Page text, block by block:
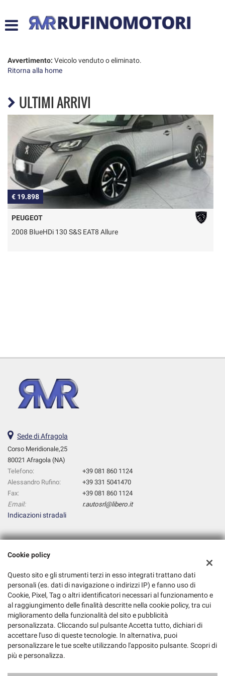
ACQUISTIAMO USATO
ASSISTENZA
CONTATTI
Avvertimento: Veicolo venduto o eliminato.
Ritorna alla home
ULTIMI ARRIVI
€ 19.898
PEUGEOT
2008 BlueHDi 130 S&S EAT8 Allure
Sede di Afragola
Corso Meridionale,25
80021 Afragola (NA)
Telefono:
+39 081 860 1124
Alessandro Rufino:
+39 331 5041470
Fax:
+39 081 860 1124
Email:
r.autosrl@libero.it
Indicazioni stradali
Dati fiscali:
Corso Meridionale,25, Afragola (NA)
C.F/P.IVA:07816451210
Registro delle imprese:NA
Cookie policy
Questo sito e gli strumenti terzi in esso integrati trattano dati
personali (es. dati di navigazione o indirizzi IP) e fanno uso di
Cookie, Pixel, Tag o altri identificatori necessari al funzionamento e
al raggiungimento delle finalità descritte nella cookie policy, tra cui
miglioramento della funzionalità del sito e pubblicità
personalizzata. Cliccando sul pulsante Accetta tutto, dichiari di
accettare l'uso di queste tecnologie. In alternativa, puoi
personalizzare le tue scelte utilizzando l'apposito pulsante. Scopri di
più e personalizza.